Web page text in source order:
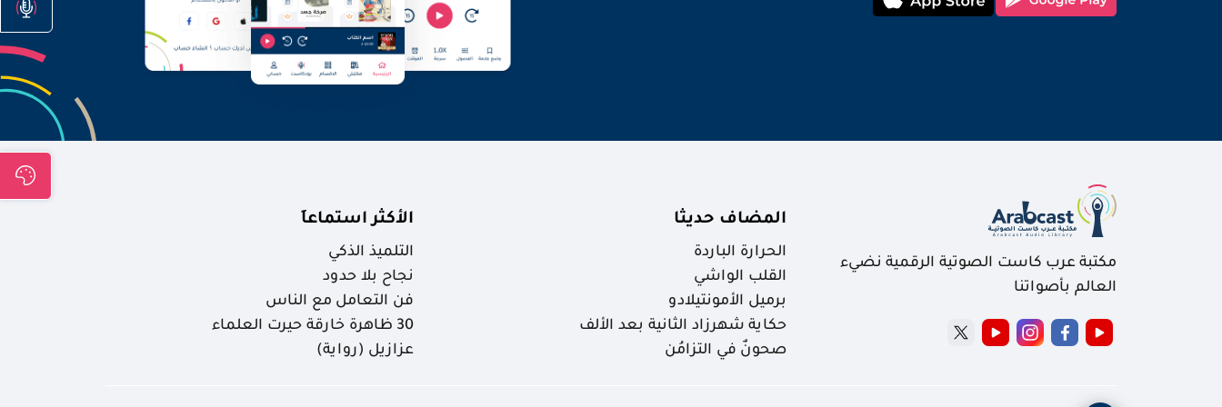
مكتبة عرب كاست الصوتية الرقمية نضيء
العالم بأصواتنا
المضاف حديثا
الحرارة الباردة
القلب الواشي
برميل الأمونتيلادو
حكاية شهرزاد الثانية بعد الألف
صحونٌ في التزامُن
الأكثر استماعاَ
التلميذ الذكي
نجاح بلا حدود
فن التعامل مع الناس
30 ظاهرة خارقة حيرت العلماء
عزازيل (رواية)